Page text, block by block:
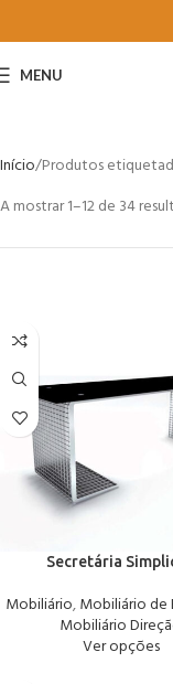
MENU
Início Produtos
A mostrar 1–12 de 34
Secretária
Mobiliário,Mobiliário de
Mobiliário
Ver opções